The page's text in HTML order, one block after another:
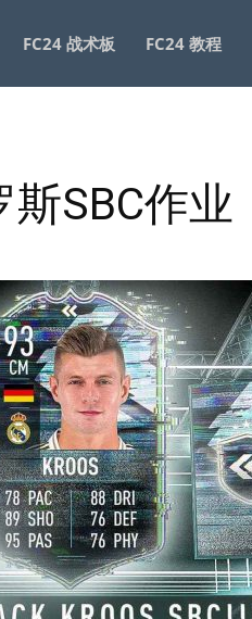
FC24 战术板 FC24 教程
斯SBC作业